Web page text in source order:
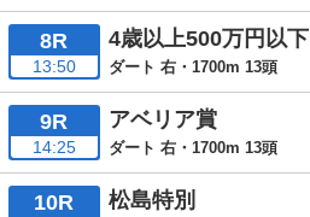
8R
13:50
4歳以上500万円以下
ダート 右・1700m 13頭
9R
14:25
アベリア賞
ダート 右・1700m 13頭
10R 松島特別